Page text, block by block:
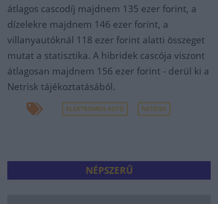
átlagos cascodíj majdnem 135 ezer forint, a
dízelekre majdnem 146 ezer forint, a
villanyautóknál 118 ezer forint alatti összeget
mutat a statisztika. A hibridek cascója viszont
átlagosan majdnem 156 ezer forint - derül ki a
Netrisk tájékoztatásából.
ELEKTROMOS AUTÓ NETRISK
NÉPSZERŰ